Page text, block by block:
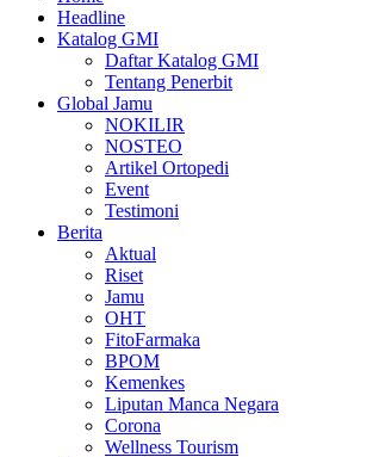
Headline
Katalog GMI
Daftar Katalog GMI
Tentang Penerbit
Global Jamu
NOKILIR
NOSTEO
Artikel Ortopedi
Event
Testimoni
Berita
Aktual
Riset
Jamu
OHT
FitoFarmaka
BPOM
Kemenkes
Liputan Manca Negara
Corona
Wellness Tourism